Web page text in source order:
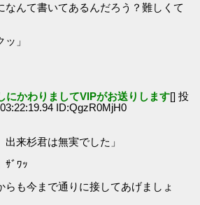
なんて書いてあるんだろう？難しくて
」
にかわりましてVIPがお送りします[] 投
ID:QgzR0MjH0
来杉君は無実でした」
ｻﾞﾜｯ
らも今まで通りに接してあげましょ